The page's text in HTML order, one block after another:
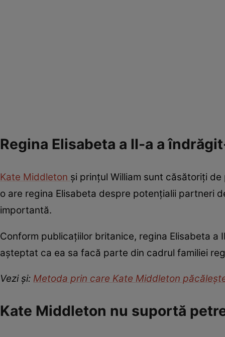
Regina Elisabeta a II-a a
Kate Middleton și prințul William sunt căsătoriți
o are regina Elisabeta despre potențialii partneri
importantă.
Conform publicațiilor britanice, regina Elisabeta
așteptat ca ea sa facă parte din cadrul familiei
Vezi și: Metoda prin care Kate Middleton
Kate Middleton nu suportă